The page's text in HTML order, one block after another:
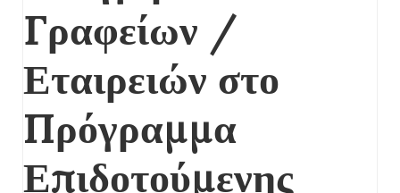
Γραφείων /
Εταιρειών στο
Πρόγραμμα
Επιδοτούμενης